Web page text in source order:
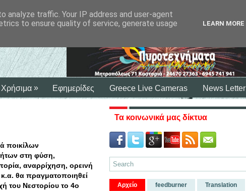
Χρήσιμα » Εφημερίδες Greece Live Cameras News Letter
ποικίλων
στη φύση,
αναρρίχηση, ορεινή
θα πραγματοποιηθεί
του Νεστορίου το 4ο
Τα κοινωνικά μας δίκτυα
Αρχείο feedburner Translation
traffic. Your IP address and user-agent
to ensure quality of service, generate usage
LEARN MORE